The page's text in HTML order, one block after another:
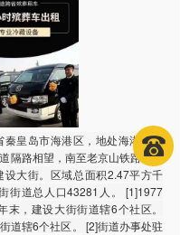
皇岛市海港区，地处海港区中
隔路相望，南至老京山铁路，西
大街。区域总面积2.47平方千
街道总人口43281人。 [1]1977
，建设大街街道辖6个社区。
道辖6个社区。 [2]街道办事处驻